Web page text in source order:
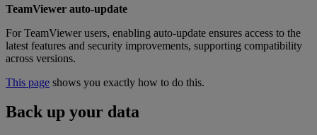
TeamViewer auto-update
For TeamViewer users, enabling auto-update ensures access to the
latest features and security improvements, supporting compatibility
across versions.
This page shows you exactly how to do this.
Back up your data